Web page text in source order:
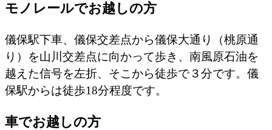
モノレールでお越しの方
儀保駅下車、儀保交差点から儀保大通り（桃原通
り）を山川交差点に向かって歩き、南風原石油を
越えた信号を左折、そこから徒歩で３分です。儀
保駅からは徒歩18分程度です。
車でお越しの方